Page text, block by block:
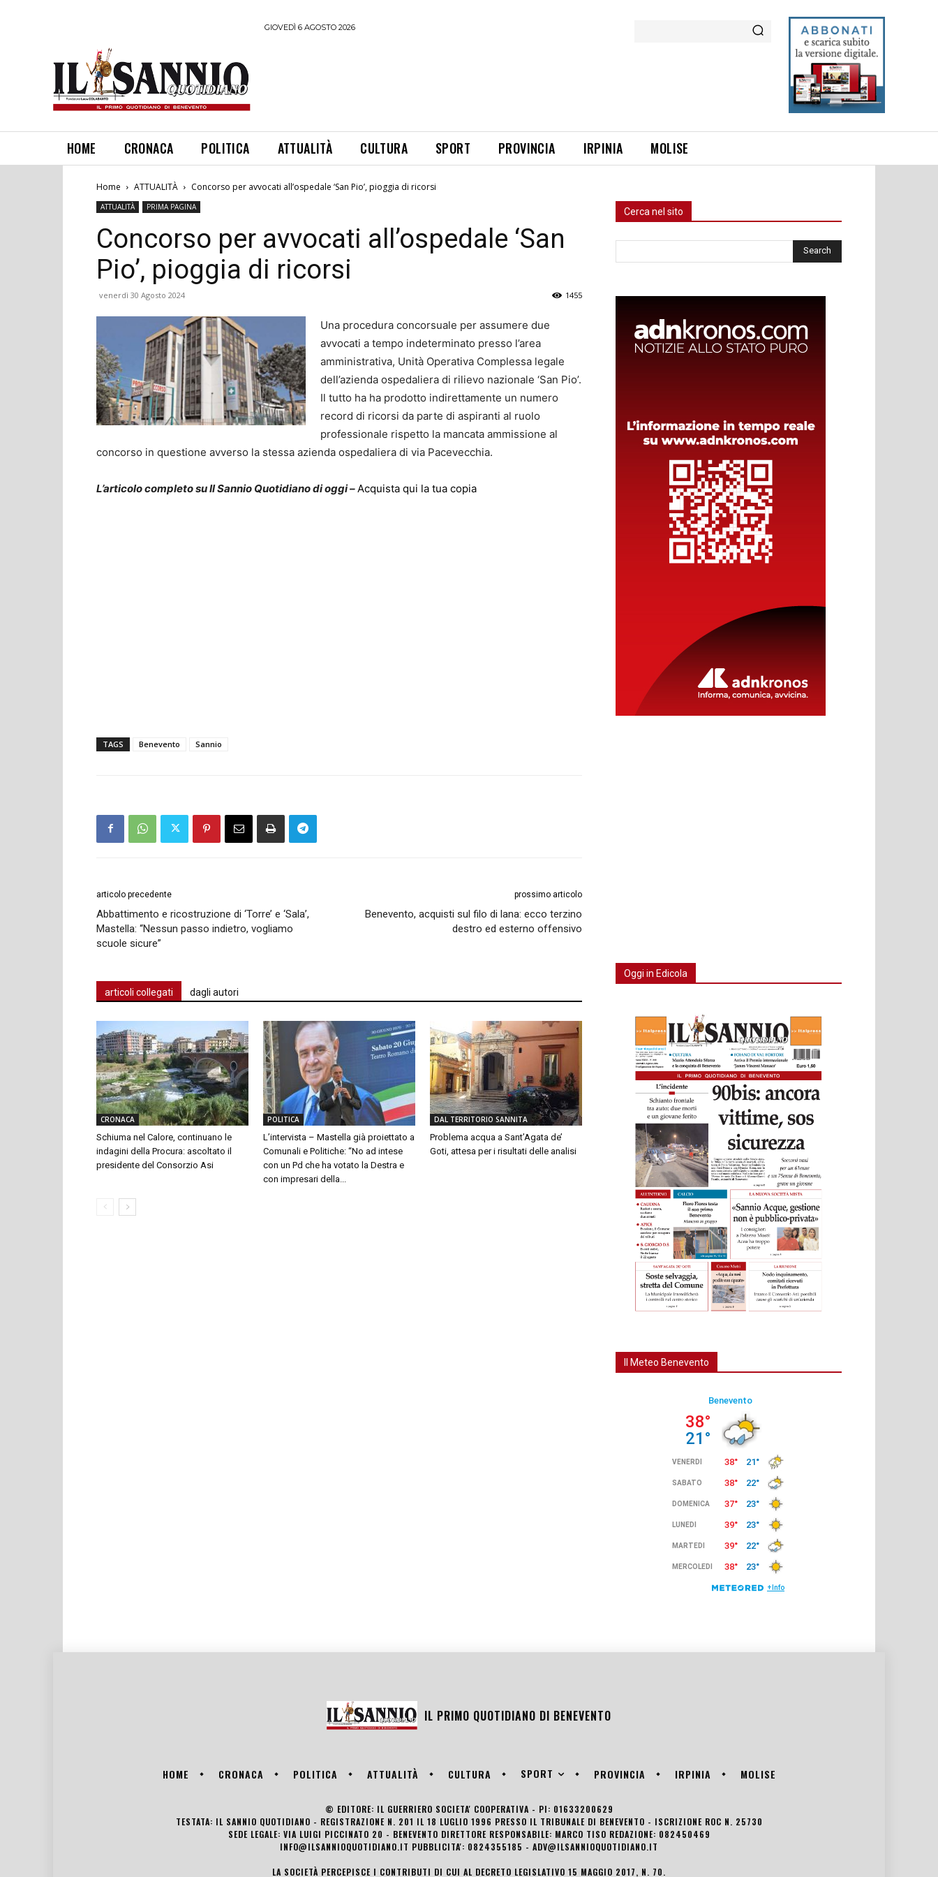
GIOVEDÌ 6 AGOSTO 2026
HOME CRONACA POLITICA ATTUALITÀ CULTURA SPORT PROVINCIA IRPINIA MOLISE
Home ATTUALITÀ Concorso per avvocati all’ospedale ‘San Pio’, pioggia di ricorsi
ATTUALITÀ PRIMA PAGINA
Concorso per avvocati all’ospedale ‘San
Pio’, pioggia di ricorsi
venerdì 30 Agosto 2024 1455
Una procedura concorsuale per assumere due
avvocati a tempo indeterminato presso l’area
amministrativa, Unità Operativa Complessa legale
dell’azienda ospedaliera di rilievo nazionale ‘San Pio’.
Il tutto ha ha prodotto indirettamente un numero
record di ricorsi da parte di aspiranti al ruolo
professionale rispetto la mancata ammissione al
concorso in questione avverso la stessa azienda ospedaliera di via Pacevecchia.
L’articolo completo su Il Sannio Quotidiano di oggi – Acquista qui la tua copia
TAGS Benevento Sannio
articolo precedente
Abbattimento e ricostruzione di ‘Torre’ e ‘Sala’,
Mastella: “Nessun passo indietro, vogliamo
scuole sicure”
prossimo articolo
Benevento, acquisti sul filo di lana: ecco terzino
destro ed esterno offensivo
articoli collegati dagli autori
CRONACA
Schiuma nel Calore, continuano le
indagini della Procura: ascoltato il
presidente del Consorzio Asi
POLITICA
L’intervista – Mastella già proiettato a
Comunali e Politiche: “No ad intese
con un Pd che ha votato la Destra e
con impresari della...
DAL TERRITORIO SANNITA
Problema acqua a Sant’Agata de’
Goti, attesa per i risultati delle analisi
Cerca nel sito
Oggi in Edicola
Il Meteo Benevento
IL PRIMO QUOTIDIANO DI BENEVENTO
HOME CRONACA POLITICA ATTUALITÀ CULTURA SPORT PROVINCIA IRPINIA MOLISE
© EDITORE: IL GUERRIERO SOCIETA' COOPERATIVA - PI: 01633200629
TESTATA: IL SANNIO QUOTIDIANO - REGISTRAZIONE N. 201 IL 18 LUGLIO 1996 PRESSO IL TRIBUNALE DI BENEVENTO - ISCRIZIONE ROC N. 25730
SEDE LEGALE: VIA LUIGI PICCINATO 20 - BENEVENTO DIRETTORE RESPONSABILE: MARCO TISO REDAZIONE: 082450469
INFO@ILSANNIOQUOTIDIANO.IT PUBBLICITA': 0824355185 - ADV@ILSANNIOQUOTIDIANO.IT
LA SOCIETÀ PERCEPISCE I CONTRIBUTI DI CUI AL DECRETO LEGISLATIVO 15 MAGGIO 2017, N. 70.